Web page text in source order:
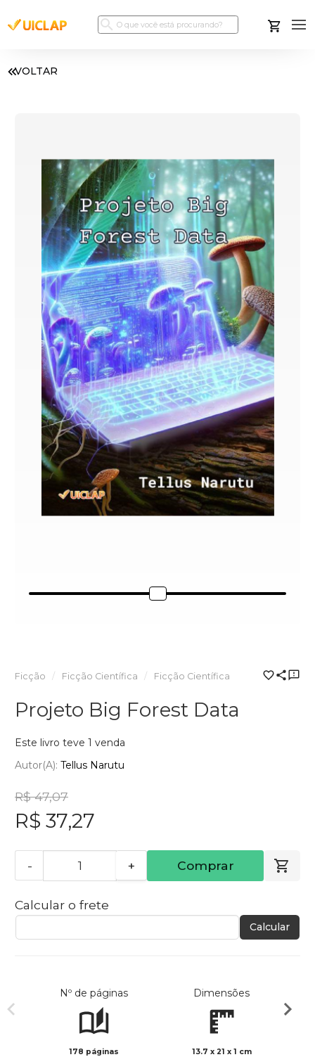
VOLTAR
Ficção Ficção Científica Ficção Científica
Projeto Big Forest Data
Este livro teve 1 venda
Autor(a): Tellus Narutu
R$ 47,07
R$ 37,27
- + Comprar
Calcular o frete
Calcular
Nº de páginas
178 páginas
Dimensões
13.7 x 21 x 1 cm